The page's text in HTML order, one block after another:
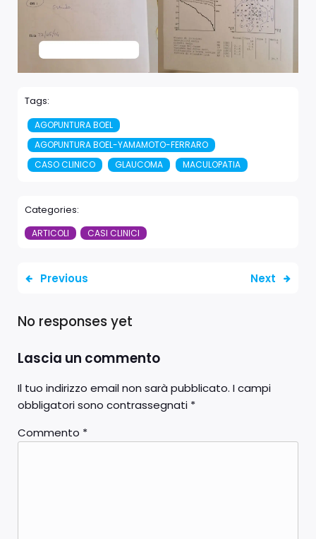
Tags:
AGOPUNTURA BOEL
AGOPUNTURA BOEL-YAMAMOTO-FERRARO
CASO CLINICO
GLAUCOMA MACULOPATIA
Categories:
ARTICOLI CASI CLINICI
Previous Next
No responses yet
Lascia un commento
Il tuo indirizzo email non sarà pubblicato. I campi
obbligatori sono contrassegnati *
Commento *